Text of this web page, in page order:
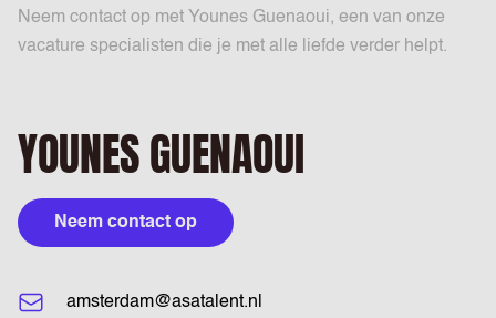
Neem contact op met Younes Guenaoui, een van onze
vacature specialisten die je met alle liefde verder helpt.
YOUNES GUENAOUI
Neem contact op
amsterdam@asatalent.nl